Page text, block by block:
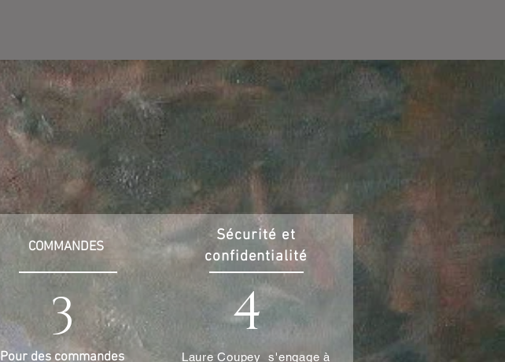
COMMANDES
Pour des commandes
3
Sécurité et
confidentialité
Laure Coupey s'engage à
4